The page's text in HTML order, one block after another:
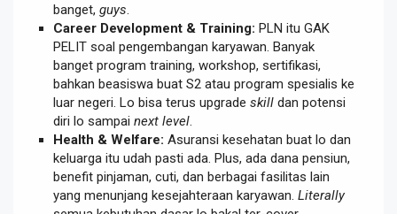
banget, guys
Career Development & Training: PLN itu GAK
PELIT soal pengembangan karyawan. Banyak
banget program training, workshop, sertifikasi,
bahkan beasiswa buat S2 atau program spesialis ke
luar negeri. Lo bisa terus upgrade skill dan potensi
diri lo sampai next level
Health & Welfare: Asuransi kesehatan buat lo dan
keluarga itu udah pasti ada. Plus, ada dana pensiun,
benefit pinjaman, cuti, dan berbagai fasilitas lain
yang menunjang kesejahteraan karyawan. Literally